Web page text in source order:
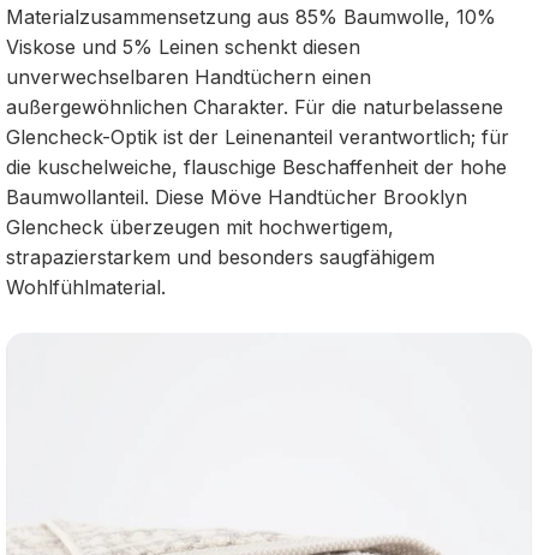
Materialzusammensetzung aus 85% Baumwolle, 10%
Viskose und 5% Leinen schenkt diesen
unverwechselbaren Handtüchern einen
außergewöhnlichen Charakter. Für die naturbelassene
Glencheck-Optik ist der Leinenanteil verantwortlich; für
die kuschelweiche, flauschige Beschaffenheit der hohe
Baumwollanteil. Diese Möve Handtücher Brooklyn
Glencheck überzeugen mit hochwertigem,
strapazierstarkem und besonders saugfähigem
Wohlfühlmaterial.